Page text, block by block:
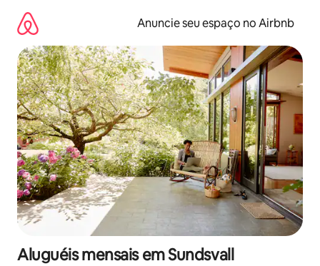
para
conteúdo
Anuncie seu espaço no Airbnb
Aluguéis mensais em Sundsvall